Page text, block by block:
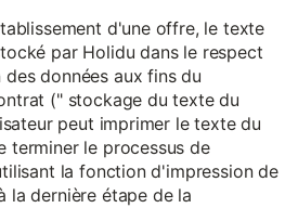
d'une offre, le texte
par Holidu dans le respect
données aux fins du
(" stockage du texte du
peut imprimer le texte du
terminer le processus de
la fonction d'impression de
la dernière étape de la